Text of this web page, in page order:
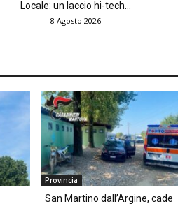
Locale: un laccio hi-tech...
8 Agosto 2026
Provincia
San Martino dall’Argine, cade